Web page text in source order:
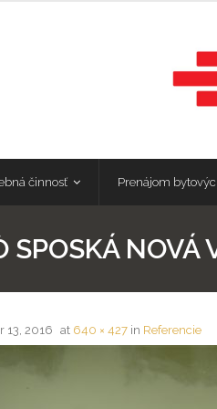
činnosť Prenájom
SPOSKÁ NOVÁ
13, 2016 at 640 × 427 in Referencie